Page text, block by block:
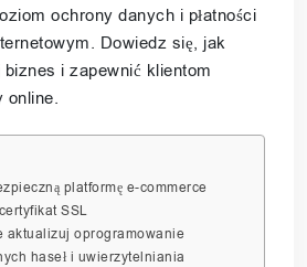
ochrony danych i płatności
Dowiedz się, jak
i zapewnić klientom
online.
platformę e-commerce
SSL
aktualizuj oprogramowanie
haseł i uwierzytelniania